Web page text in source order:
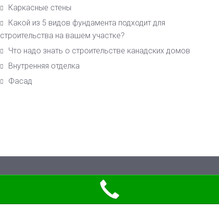
Каркасные стены
Какой из 5 видов фундамента подходит для
строительства на вашем участке?
Что надо знать о строительстве канадских домов
Внутренняя отделка
Фасад
© 2026 Пиломатериалы европейского качества по лучшим украинским
ценам в Киеве. All Rights Reserved.